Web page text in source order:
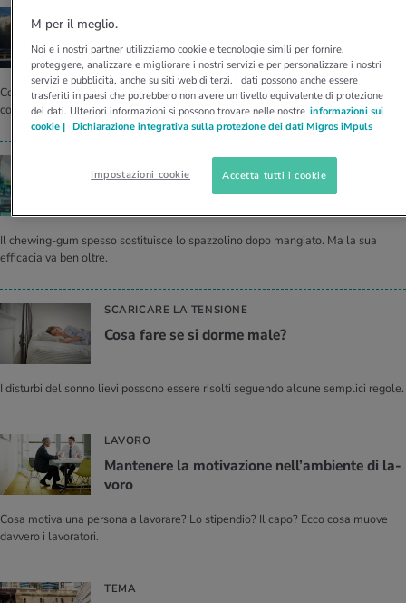
Cosa significa essere ipersensibile e come affrontare al meglio questa
condizione nella vita di tutti i giorni? Spieghiamo tutto.
MITO O PANACEA UNIVERSALE?
Il chewing-gum spesso sostituisce lo spazzolino dopo mangiato. Ma la sua
efficacia va ben oltre.
SCARICARE LA TENSIONE
Cosa fare se si dorme male?
I disturbi del sonno lievi possono essere risolti seguendo alcune semplici regole.
LAVORO
Man­te­ne­re la mo­ti­va­zio­ne nel­l’am­bien­te di la­
vo­ro
Cosa motiva una persona a lavorare? Lo stipendio? Il capo? Ecco cosa muove
davvero i lavoratori.
TEMA
M per il meglio.
Noi e i nostri partner utilizziamo cookie e tecnologie simili per fornire,
proteggere, analizzare e migliorare i nostri servizi e per personalizzare i nostri
servizi e pubblicità, anche su siti web di terzi. I dati possono anche essere
trasferiti in paesi che potrebbero non avere un livello equivalente di protezione
dei dati. Ulteriori informazioni si possono trovare nelle nostre informazioni sui
cookie | Dichiarazione integrativa sulla protezione dei dati Migros iMpuls
Impostazioni cookie Accetta tutti i cookie